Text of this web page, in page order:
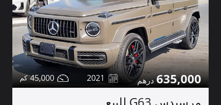
635,000
2021
45,000
مرسيدس G63 للبيع